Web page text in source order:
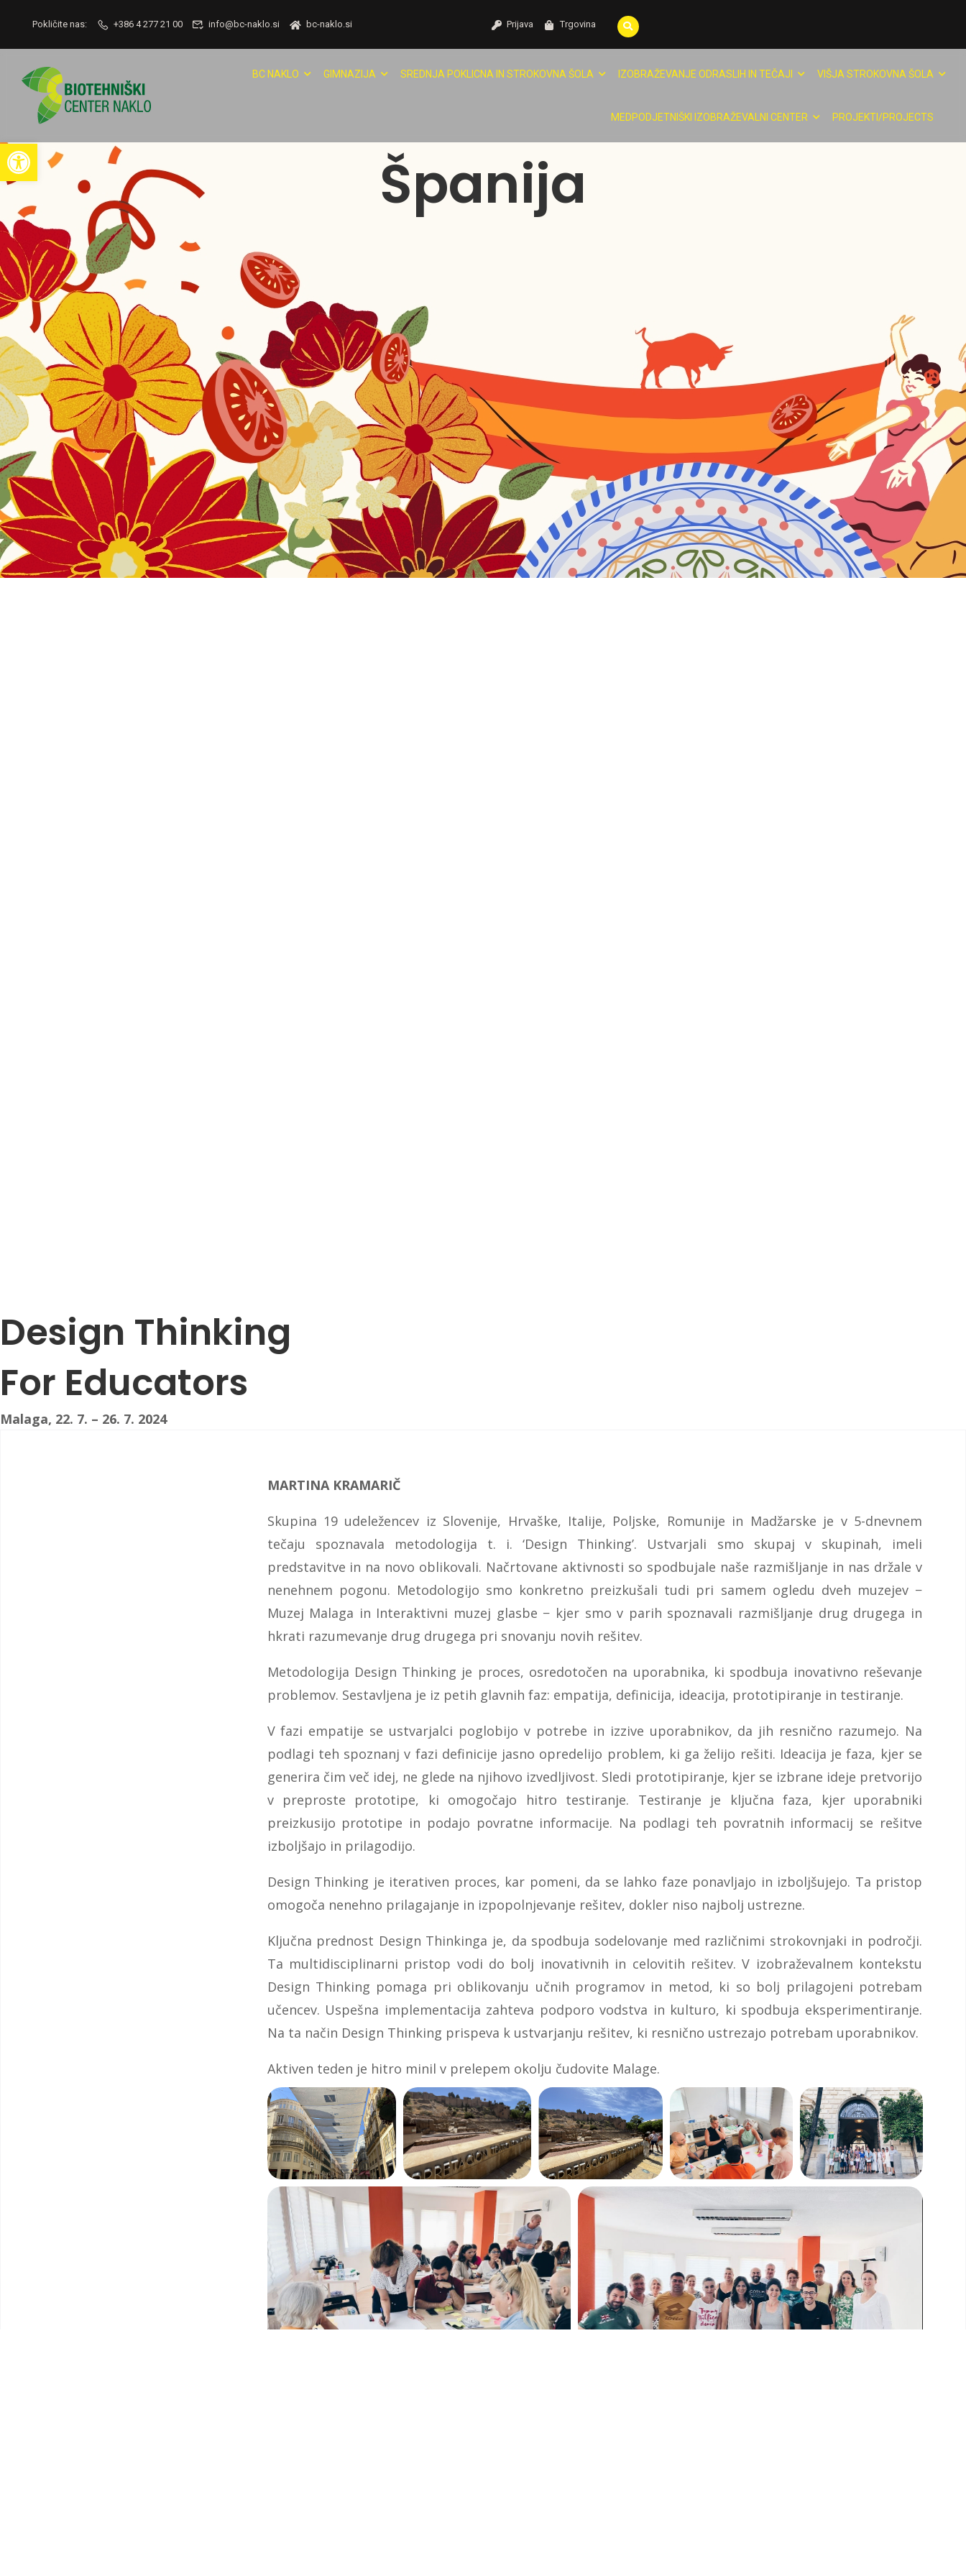
Open toolbar
Pokličite nas: +386 4 277 21 00 info@bc-naklo.si bc-naklo.si Prijava Trgovina
BC NAKLO GIMNAZIJA SREDNJA POKLICNA IN STROKOVNA ŠOLA IZOBRAŽEVANJE ODRASLIH IN TEČAJI VIŠJA STROKOVNA ŠOLA
MEDPODJETNIŠKI IZOBRAŽEVALNI CENTER PROJEKTI/PROJECTS
Španija
Design Thinking
For Educators
Malaga, 22. 7. – 26. 7. 2024
MARTINA KRAMARIČ
Skupina 19 udeležencev iz Slovenije, Hrvaške, Italije, Poljske, Romunije in Madžarske je v 5-dnevnem
tečaju spoznavala metodologija t. i. ‘Design Thinking’. Ustvarjali smo skupaj v skupinah, imeli
predstavitve in na novo oblikovali. Načrtovane aktivnosti so spodbujale naše razmišljanje in nas držale v
nenehnem pogonu. Metodologijo smo konkretno preizkušali tudi pri samem ogledu dveh muzejev −
Muzej Malaga in Interaktivni muzej glasbe − kjer smo v parih spoznavali razmišljanje drug drugega in
hkrati razumevanje drug drugega pri snovanju novih rešitev.
Metodologija Design Thinking je proces, osredotočen na uporabnika, ki spodbuja inovativno reševanje
problemov. Sestavljena je iz petih glavnih faz: empatija, definicija, ideacija, prototipiranje in testiranje.
V fazi empatije se ustvarjalci poglobijo v potrebe in izzive uporabnikov, da jih resnično razumejo. Na
podlagi teh spoznanj v fazi definicije jasno opredelijo problem, ki ga želijo rešiti. Ideacija je faza, kjer se
generira čim več idej, ne glede na njihovo izvedljivost. Sledi prototipiranje, kjer se izbrane ideje pretvorijo
v preproste prototipe, ki omogočajo hitro testiranje. Testiranje je ključna faza, kjer uporabniki
preizkusijo prototipe in podajo povratne informacije. Na podlagi teh povratnih informacij se rešitve
izboljšajo in prilagodijo.
Design Thinking je iterativen proces, kar pomeni, da se lahko faze ponavljajo in izboljšujejo. Ta pristop
omogoča nenehno prilagajanje in izpopolnjevanje rešitev, dokler niso najbolj ustrezne.
Ključna prednost Design Thinkinga je, da spodbuja sodelovanje med različnimi strokovnjaki in področji.
Ta multidisciplinarni pristop vodi do bolj inovativnih in celovitih rešitev. V izobraževalnem kontekstu
Design Thinking pomaga pri oblikovanju učnih programov in metod, ki so bolj prilagojeni potrebam
učencev. Uspešna implementacija zahteva podporo vodstva in kulturo, ki spodbuja eksperimentiranje.
Na ta način Design Thinking prispeva k ustvarjanju rešitev, ki resnično ustrezajo potrebam uporabnikov.
Aktiven teden je hitro minil v prelepem okolju čudovite Malage.